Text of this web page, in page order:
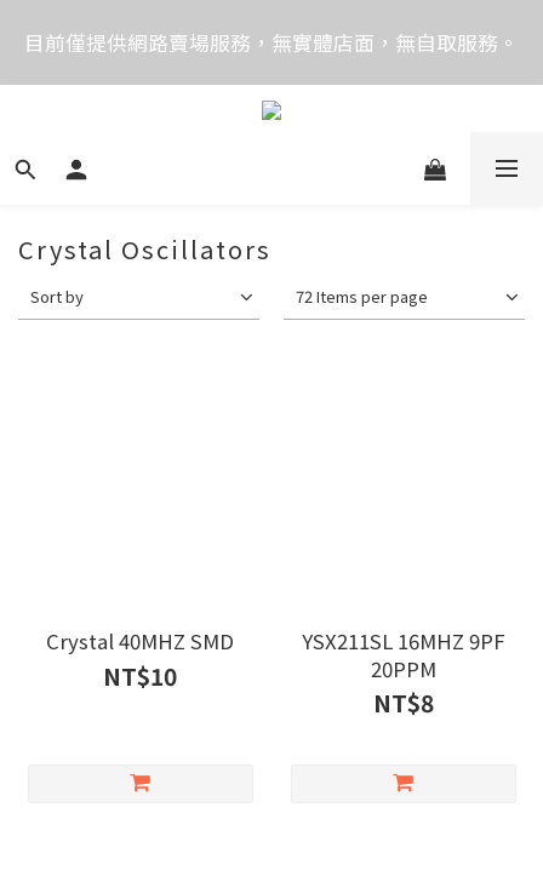
價格均含稅，下單享優惠！歡迎大量採購，由專人提供
專案報價。
目前僅提供網路賣場服務，無實體店面，無自取服務。
目前電話系統異常，暫時無法正常接聽來電，請改播
Crystal Oscillators
Sort by 72 Items per page
Crystal 40MHZ SMD
NT$10
YSX211SL 16MHZ 9PF
20PPM
NT$8